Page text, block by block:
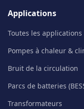
Applications
Toutes les applications
Pompes à chaleur &
Bruit de la circulation
Parcs de batteries
Transformateurs